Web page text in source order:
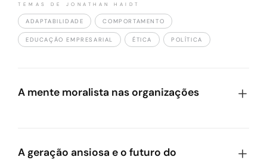
TEMAS DE JONATHAN HAIDT
ADAPTABILIDADE COMPORTAMENTO
EDUCAÇÃO EMPRESARIAL ÉTICA POLÍTICA
A mente moralista nas organizações
valores e como líderes podem usar a psicologia
A geração ansiosa e o futuro do